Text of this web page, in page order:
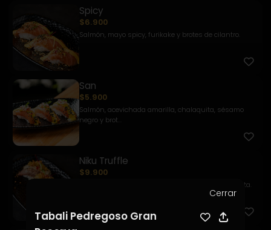
Spicy
$6.900
Salmón, mayo spicy, furikake y brotes de cilantro.
San
$5.900
Salmón, acevichada amarilla, chalaquita, sésamo
negro y brot...
Niku Truffle
$9.900
Filete, queso trufado, chutney de piña y quinua frita.
Cerrar
Tabali Pedregoso Gran